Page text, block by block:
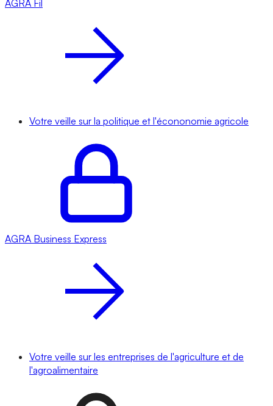
AGRA Fil
Votre veille sur la politique et l'écononomie agricole
AGRA Business Express
Votre veille sur les entreprises de l'agriculture et de
l'agroalimentaire